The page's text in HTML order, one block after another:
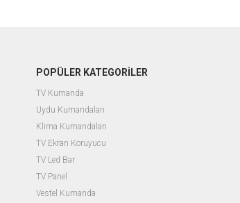
POPÜLER KATEGORİLER
TV Kumanda
Uydu Kumandaları
Klima Kumandaları
TV Ekran Koruyucu
TV Led Bar
TV Panel
Vestel Kumanda